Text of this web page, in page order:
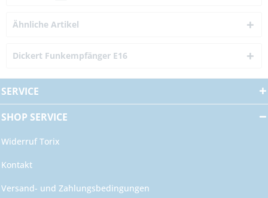
Ähnliche Artikel
Dickert Funkempfänger E16
SERVICE
SHOP SERVICE
Widerruf Torix
Kontakt
Versand- und Zahlungsbedingungen